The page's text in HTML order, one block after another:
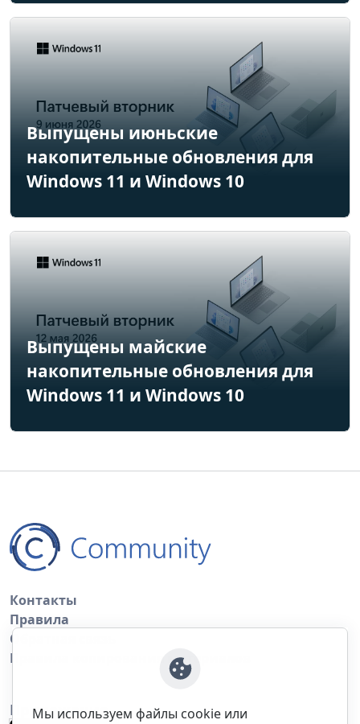
Выпущены июньские
накопительные обновления для
Windows 11 и Windows 10
Выпущены майские
накопительные обновления для
Windows 11 и Windows 10
Контакты
Правила
Обратная связь
Правила копирования материалов
Приложение
Мы используем файлы cookie или